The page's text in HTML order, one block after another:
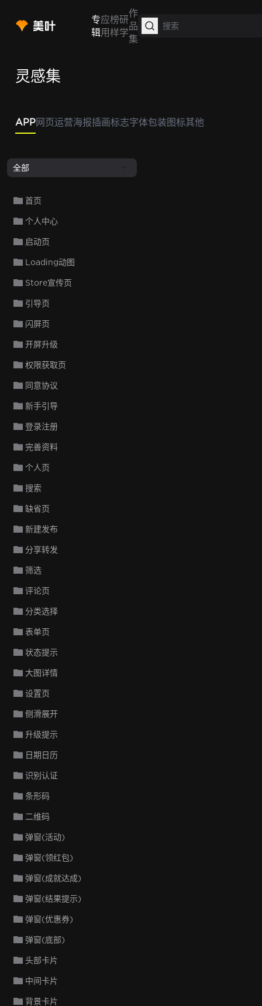
专
辑
应
用
榜
样
研
学
作
品
集
灵感集
APP网页运营海报插画标志字体包装图标其他
全部
首页
个人中心
启动页
Loading动图
Store宣传页
引导页
闪屏页
开屏升级
权限获取页
同意协议
新手引导
登录注册
完善资料
个人页
搜索
缺省页
新建发布
分享转发
筛选
评论页
分类选择
表单页
状态提示
大图详情
设置页
侧滑展开
升级提示
日期日历
识别认证
条形码
二维码
弹窗(活动)
弹窗(领红包)
弹窗(成就达成)
弹窗(结果提示)
弹窗(优惠券)
弹窗(底部)
头部卡片
中间卡片
背景卡片